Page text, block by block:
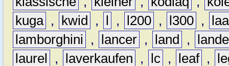
kuga , kwid , l , l200 , l300 ,
lamborghini
, lancer , land ,
laurel
, laverkaufen , lc , leaf ,